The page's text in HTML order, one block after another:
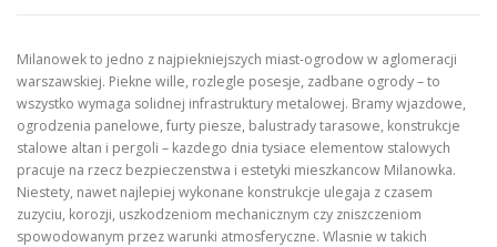
Milanowek to jedno z najpiekniejszych miast-ogrodow w aglomeracji
warszawskiej. Piekne wille, rozlegle posesje, zadbane ogrody – to
wszystko wymaga solidnej infrastruktury metalowej. Bramy wjazdowe,
ogrodzenia panelowe, furty piesze, balustrady tarasowe, konstrukcje
stalowe altan i pergoli – kazdego dnia tysiace elementow stalowych
pracuje na rzecz bezpieczenstwa i estetyki mieszkancow Milanowka.
Niestety, nawet najlepiej wykonane konstrukcje ulegaja z czasem
zuzyciu, korozji, uszkodzeniom mechanicznym czy zniszczeniom
spowodowanym przez warunki atmosferyczne. Wlasnie w takich